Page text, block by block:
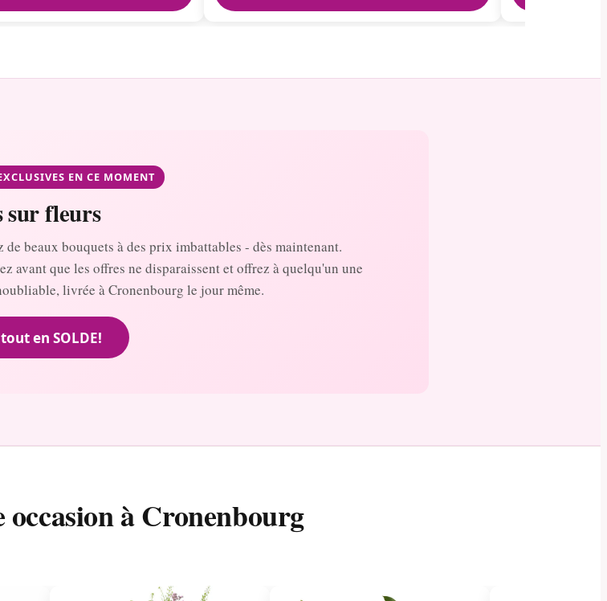
EN CE MOMENT
sur fleurs
de beaux bouquets à des prix imbattables - dès maintenant.
avant que les offres ne disparaissent et offrez à quelqu'un une
livrée à Cronenbourg le jour même.
en SOLDE!
à Cronenbourg